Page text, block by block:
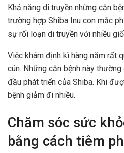
Khả năng di truyền những căn
trường hợp Shiba Inu con mắc
sự rối loạn di truyền với nhiều
Việc khám định kì hàng năm rất
cún. Những căn bệnh này
đầu phát triển của Shiba. Khi
bệnh giảm đi nhiều.
Chăm sóc sức
bằng cách tiêm